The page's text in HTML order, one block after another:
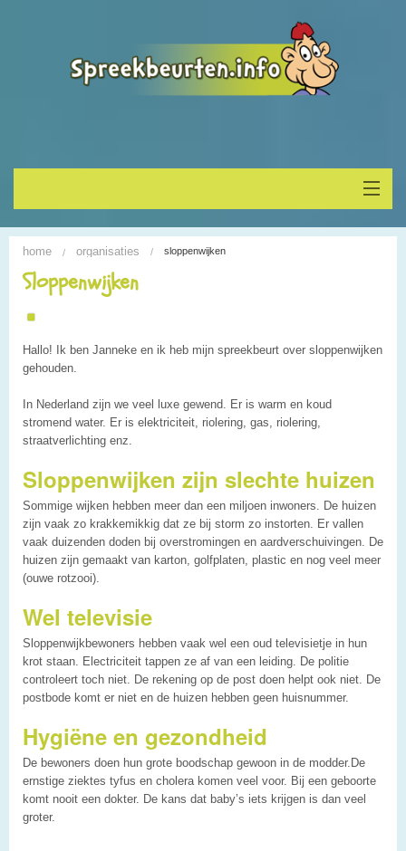
Home
Onderwerp vinden
Spreekbeurt houden
Alle Spreekbeurten
Blogs
home organisaties sloppenwijken
Sloppenwijken
Hallo! Ik ben Janneke en ik heb mijn spreekbeurt over sloppenwijken
gehouden.
In Nederland zijn we veel luxe gewend. Er is warm en koud
stromend water. Er is elektriciteit, riolering, gas, riolering,
straatverlichting enz.
Sloppenwijken zijn slechte huizen
Sommige wijken hebben meer dan een miljoen inwoners. De huizen
zijn vaak zo krakkemikkig dat ze bij storm zo instorten. Er vallen
vaak duizenden doden bij overstromingen en aardverschuivingen. De
huizen zijn gemaakt van karton, golfplaten, plastic en nog veel meer
(ouwe rotzooi).
Wel televisie
Sloppenwijkbewoners hebben vaak wel een oud televisietje in hun
krot staan. Electriciteit tappen ze af van een leiding. De politie
controleert toch niet. De rekening op de post doen helpt ook niet. De
postbode komt er niet en de huizen hebben geen huisnummer.
Hygiëne en gezondheid
De bewoners doen hun grote boodschap gewoon in de modder.De
ernstige ziektes tyfus en cholera komen veel voor. Bij een geboorte
komt nooit een dokter. De kans dat baby’s iets krijgen is dan veel
groter.